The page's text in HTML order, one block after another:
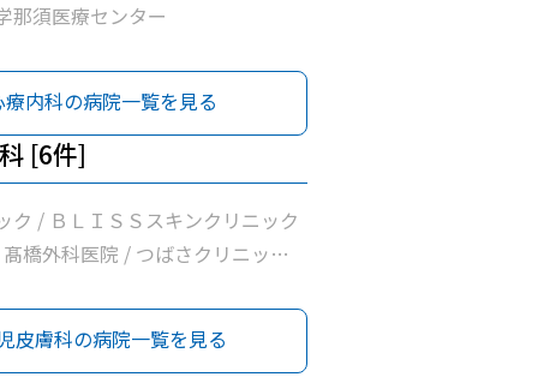
那須医療センター
療内科の病院一覧を見る
[6件]
ク / ＢＬＩＳＳスキンクリニック
橋外科医院 / つばさクリニック
皮膚科の病院一覧を見る